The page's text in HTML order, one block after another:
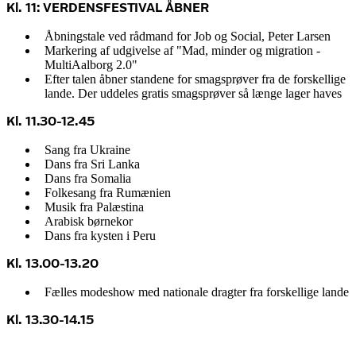
Kl. 11: VERDENSFESTIVAL ÅBNER
Åbningstale ved rådmand for Job og Social, Peter Larsen
Markering af udgivelse af "Mad, minder og migration -
MultiAalborg 2.0"
Efter talen åbner standene for smagsprøver fra de forskellige
lande. Der uddeles gratis smagsprøver så længe lager haves
Kl. 11.30-12.45
Sang fra Ukraine
Dans fra Sri Lanka
Dans fra Somalia
Folkesang fra Rumænien
Musik fra Palæstina
Arabisk børnekor
Dans fra kysten i Peru
Kl. 13.00-13.20
Fælles modeshow med nationale dragter fra forskellige lande
Kl. 13.30-14.15